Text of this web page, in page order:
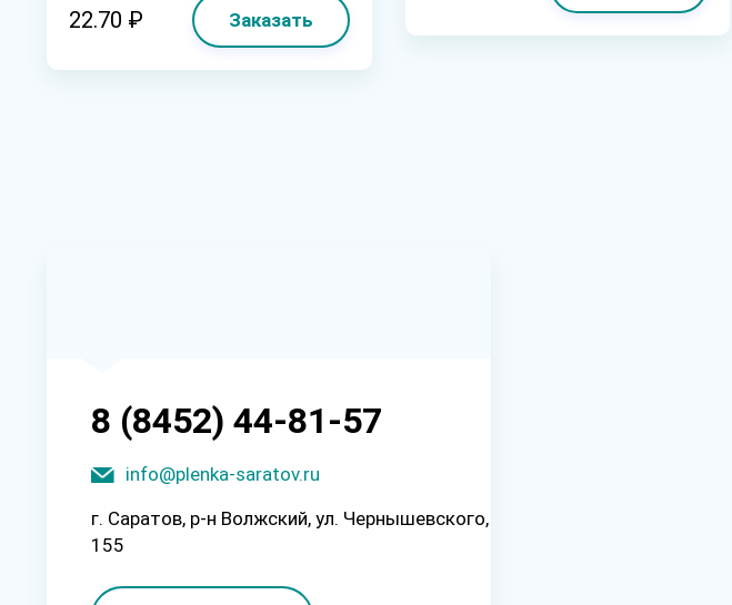
22.70 ₽ Заказать
8 (8452) 44-81-57
info@plenka-saratov.ru
г. Саратов, p-н Boлжcкий, ул. Чepнышeвcкoгo,
155